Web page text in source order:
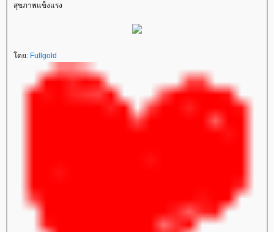
สุขภาพแข็งแรง
ดย: Fullgold